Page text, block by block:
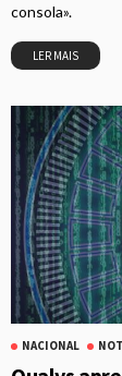
consola».
LER MAIS
NACIONAL